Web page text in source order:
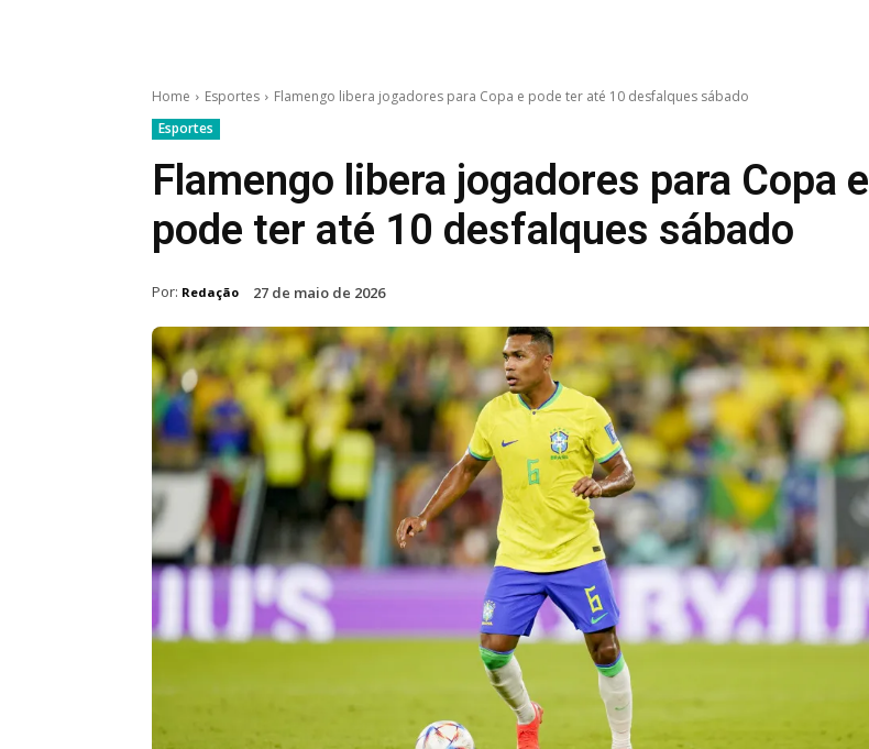
Home Esportes
Flamengo libera jogadores para Copa e pode ter até 10 desfalques sábado
Esportes
Flamengo libera jogadores para Copa e
pode ter até 10 desfalques sábado
Por: Redação 27 de maio de 2026